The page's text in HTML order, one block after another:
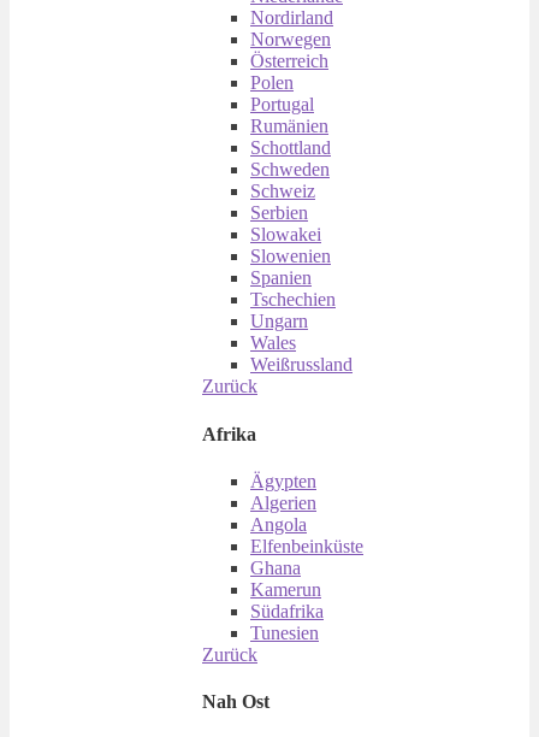
Nordirland
Norwegen
Österreich
Polen
Portugal
Rumänien
Schottland
Schweden
Schweiz
Serbien
Slowakei
Slowenien
Spanien
Tschechien
Ungarn
Wales
Weißrussland
Zurück
Afrika
Ägypten
Algerien
Angola
Elfenbeinküste
Ghana
Kamerun
Südafrika
Tunesien
Zurück
Nah Ost